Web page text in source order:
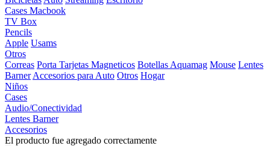
Cases Macbook
TV Box
Pencils
Apple Usams
Otros
Correas Porta Tarjetas Magneticos Botellas Aquamag Mouse Lentes
Barner Accesorios para Auto Otros Hogar
Niños
Cases
Audio/Conectividad
Lentes Barner
Accesorios
El producto fue agregado correctamente